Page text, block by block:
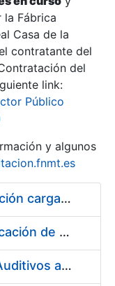
la Fábrica
Casa de la
contratante del
del
link:
Público
y algunos
Pliego condiciones optimización cargas compras firmado
Acuerdo marco para la fabricación de piezas
Suministro de Protectores Auditivos a medida para las personas trabajadoras de los Centros de Trabajo de Madrid y Burgos